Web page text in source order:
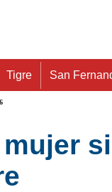
Tigre San
mujer